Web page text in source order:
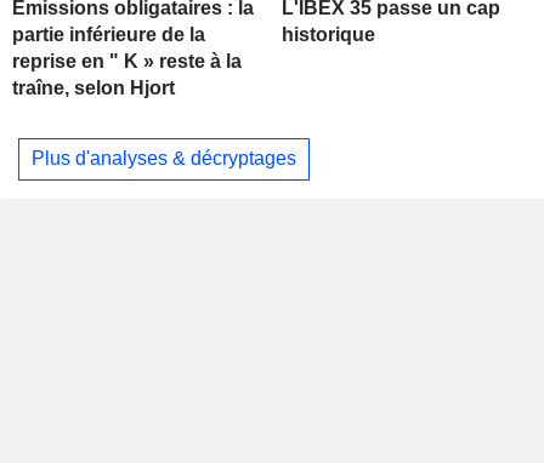
Émissions obligataires : la
partie inférieure de la
reprise en " K » reste à la
traîne, selon Hjort
L'IBEX 35 passe un cap
historique
Plus d'analyses & décryptages